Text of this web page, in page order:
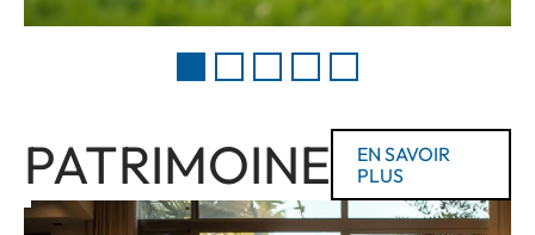
PATRIMOINE
EN SAVOIR
PLUS